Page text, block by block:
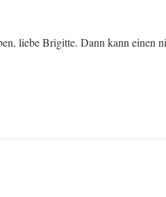
liebe Brigitte. Dann kann einen